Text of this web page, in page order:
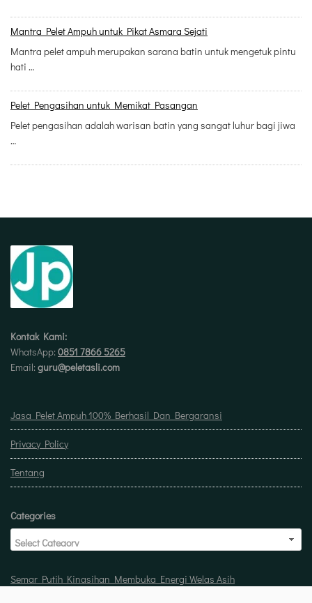
Mantra Pelet Ampuh untuk Pikat Asmara Sejati
Mantra pelet ampuh merupakan sarana batin untuk mengetuk pintu
hati …
Pelet Pengasihan untuk Memikat Pasangan
Pelet pengasihan adalah warisan batin yang sangat luhur bagi jiwa
…
Kontak Kami:
WhatsApp: 0851 7866 5265
Email: guru@peletasli.com
Jasa Pelet Ampuh 100% Berhasil Dan Bergaransi
Privacy Policy
Tentang
Categories
Semar Putih Kinasihan Membuka Energi Welas Asih